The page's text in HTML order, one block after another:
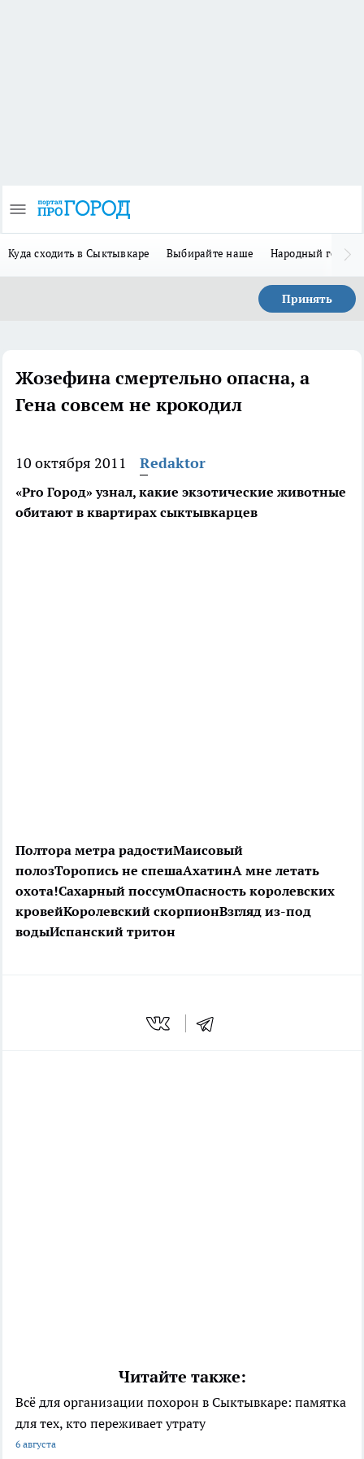
Куда сходить в Сыктывкаре Выбирайте наше Народный герой
Принять
Жозефина смертельно опасна, а
Гена совсем не крокодил
10 октября 2011 Redaktor
«Pro Город» узнал, какие экзотические животные
обитают в квартирах сыктывкарцев
Полтора метра радостиМаисовый
полозТоропись не спешаАхатинА мне летать
охота!Сахарный поссумОпасность королевских
кровейКоролевский скорпионВзгляд из-под
водыИспанский тритон
Читайте также:
Всё для организации похорон в Сыктывкаре: памятка
для тех, кто переживает утрату
6 августа